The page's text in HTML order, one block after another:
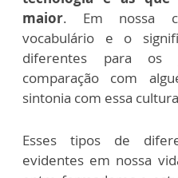
maior. Em nossa
vocabulário e o
diferentes para
comparação com
sintonia com essa
Esses tipos de
evidentes em nossa